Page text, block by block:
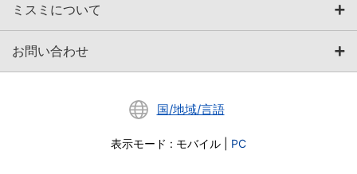
ミスミについて
お問い合わせ
国/地域/言語
表示モード : モバイル PC